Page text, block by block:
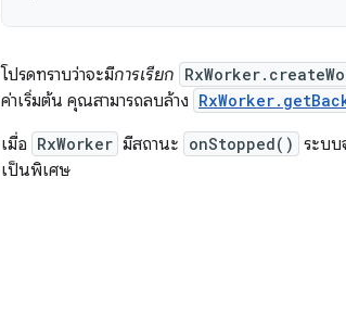
โปรดทราบว่าจะมีการเรียก
ค่าเริ่มต้น คุณสามารถลบล้าง
เมื่อ RxWorker มีสถานะ onStopped() ระบบ
เป็นพิเศษ